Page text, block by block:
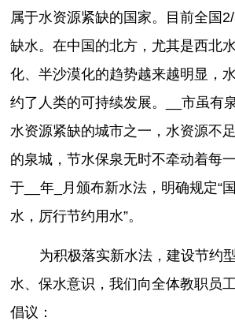
属于水资源紧缺的国家。目前全国
缺水。在中国的北方，尤其是西北
化、半沙漠化的趋势越来越明显，
约了人类的可持续发展。__市虽有
水资源紧缺的城市之一，水资源不
的泉城，节水保泉无时不牵动着每
于__年_月颁布新水法，明确规定“
水，厉行节约用水”。
为积极落实新水法，建设节约
水、保水意识，我们向全体教职员
倡议：